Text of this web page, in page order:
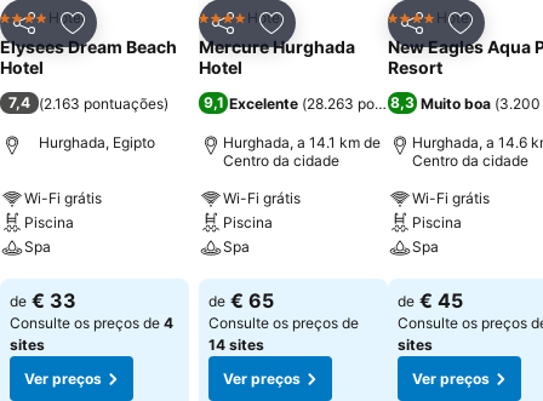
PartilharAdicionar aos favoritos
4 EstrelasHotel
Elysees Dream Beach
Hotel
7,4 (2.163 pontuações)
Hurghada, Egipto
Wi-Fi grátis
Piscina
Spa
Ver preços
de € 33
Consulte os preços de 4
sites
Ver preços
PartilharAdicionar aos favoritos
4 EstrelasHotel
Mercure Hurghada
Hotel
9,1 Excelente (28.263 pontuações)
Hurghada, a 14.1 km de
Centro da cidade
Wi-Fi grátis
Piscina
Spa
Ver preços
de € 65
Consulte os preços de
14 sites
Ver preços
Partilhar
4 EstrelasHotel
New Eagles Aqua
Resort
8,3 Muito boa (3.200
Hurghada, a 14.6
Centro da cidade
Wi-Fi grátis
Piscina
Spa
Ver preços
de € 45
Consulte os preços
sites
Ver preços